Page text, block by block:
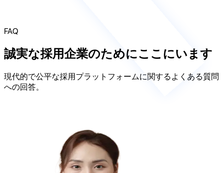
FAQ
誠実な採用企業のためにここにいます
現代的で公平な採用プラットフォームに関するよくある質問
への回答。